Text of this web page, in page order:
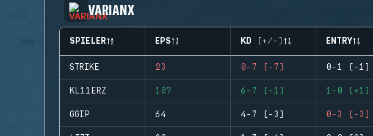
VARIANX
SPIELER EPS KD (+/-) ENTRY
STRIKE 23 0-7 (-7) 0-1 (-1)
KL11ERZ 107 6-7 (-1) 1-0 (+1)
GGIP 64 4-7 (-3) 0-3 (-3)